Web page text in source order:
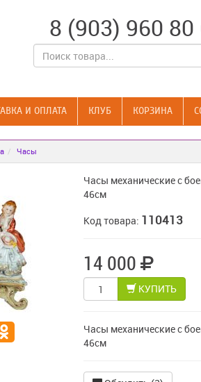
8 (903) 960 80
И ОПЛАТА КЛУБ КОРЗИНА
Часы
Часы механические с
46см
Код товара: 110413
14 000
КУПИТЬ
Часы механические с
46см